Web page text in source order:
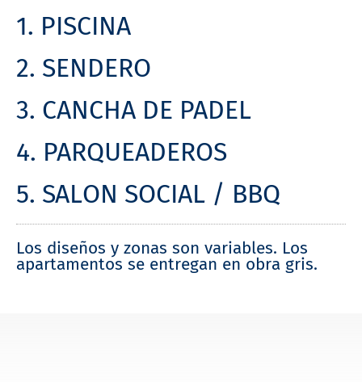
1. PISCINA
2. SENDERO
3. CANCHA DE PADEL
4. PARQUEADEROS
5. SALON SOCIAL / BBQ
Los diseños y zonas son variables. Los
apartamentos se entregan en obra gris.